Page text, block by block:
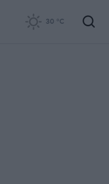
30 °C